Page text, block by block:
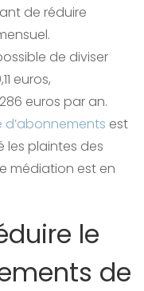
de réduire
de diviser
euros,
euros par an.
est
les plaintes des
médiation est en
le
de